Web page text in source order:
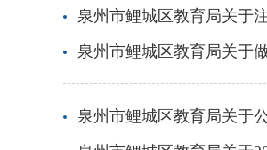
泉州市鲤城区教育局关于
泉州市鲤城区教育局关于
泉州市鲤城区教育局关于